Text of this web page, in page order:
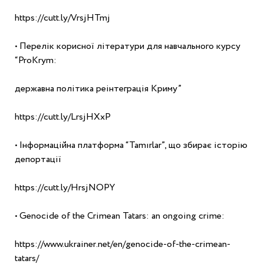
https://cutt.ly/VrsjHTmj
• Перелік корисної літератури для навчального курсу
“ProKrym:
державна політика реінтеграція Криму”
https://cutt.ly/LrsjHXxP
• Інформаційна платформа “Tamırlar”, що збирає історію
депортації
https://cutt.ly/HrsjNOPY
• Genocide of the Crimean Tatars: an ongoing crime:
https://www.ukrainer.net/en/genocide-of-the-crimean-
tatars/